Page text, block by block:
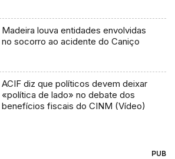
Madeira louva entidades envolvidas
no socorro ao acidente do Caniço
ACIF diz que políticos devem deixar
«política de lado» no debate dos
benefícios fiscais do CINM (Vídeo)
PUB